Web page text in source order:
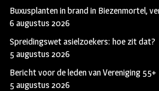
Buxusplanten in brand in Biezenmortel,
6 augustus 2026
Spreidingswet asielzoekers: hoe zit dat?
5 augustus 2026
Bericht voor de leden van Vereniging 55+
5 augustus 2026